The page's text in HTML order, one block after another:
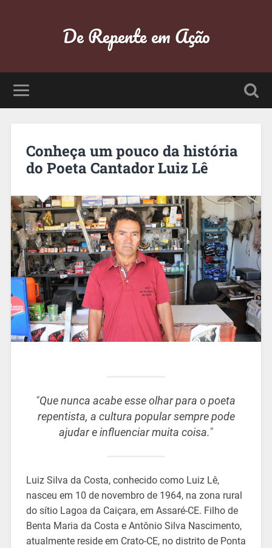
De Repente em Ação
Conheça um pouco da história
do Poeta Cantador Luiz Lê
“Que nunca acabe esse olhar para o poeta
repentista, a cultura popular sempre pode
ajudar e influenciar muita coisa.”
Luiz Silva da Costa, conhecido como Luiz Lê,
nasceu em 10 de novembro de 1964, na zona rural
do sítio Lagoa da Caiçara, em Assaré-CE. Filho de
Benta Maria da Costa e Antônio Silva Nascimento,
atualmente reside em Crato-CE, no distrito de Ponta